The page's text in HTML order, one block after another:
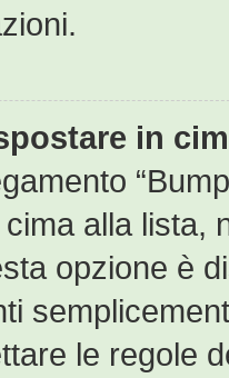
in
alla lista,
opzione è
le regole